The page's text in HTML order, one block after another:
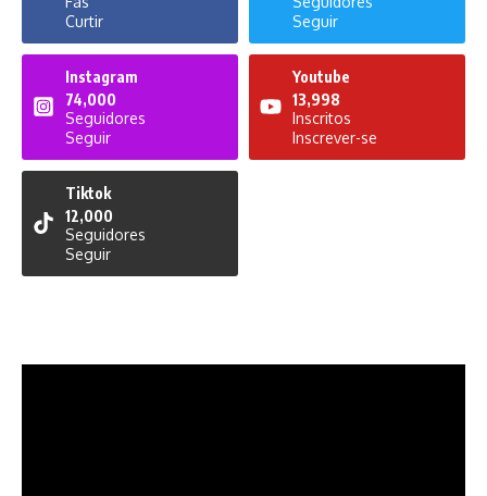
Curtir
Seguir
Instagram
74,000
Seguidores
Seguir
Youtube
13,998
Inscritos
Inscrever-se
Tiktok
12,000
Seguidores
Seguir